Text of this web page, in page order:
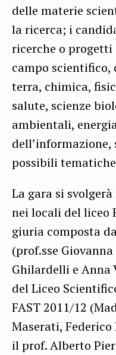
delle materie
la ricerca; i
ricerche o
campo scientifico,
terra, chimica,
salute, scienze
ambientali,
possibili
La gara si
nei locali del liceo
giuria composta
(prof.sse
Ghilardelli e Anna
del Liceo
FAST 2011/12
Maserati,
il prof. Alberto